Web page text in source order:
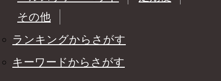
その他
ランキングからさがす
キーワードからさがす